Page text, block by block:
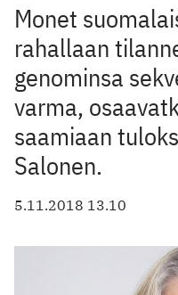
Monet
rahallaan
genominsa
varma,
saamiaan
Salonen.
5.11.2018 13.10